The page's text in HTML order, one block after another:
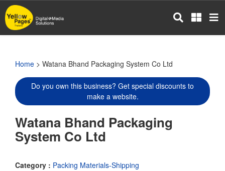
Skip
to
main
Home > Watana Bhand Packaging System Co Ltd
Do you own this business? Get special discounts to
make a website.
Watana Bhand Packaging
System Co Ltd
Category : Packing Materials-Shipping